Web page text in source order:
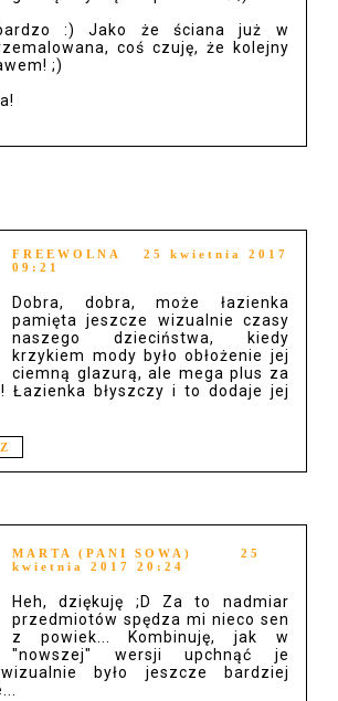
:) Jako że ściana już w
coś czuję, że kolejny
;)
FREEWOLNA
25 kwietnia 2017
09:21
Dobra, dobra, może łazienka
pamięta jeszcze wizualnie czasy
naszego dzieciństwa, kiedy
krzykiem mody było obłożenie jej
ciemną glazurą, ale mega plus za
Łazienka błyszczy i to dodaje jej
MARTA (PANI SOWA)
25
kwietnia 2017 20:24
Heh, dziękuję ;D Za to nadmiar
przedmiotów spędza mi nieco sen
z powiek... Kombinuję, jak w
"nowszej" wersji upchnąć je
było jeszcze bardziej